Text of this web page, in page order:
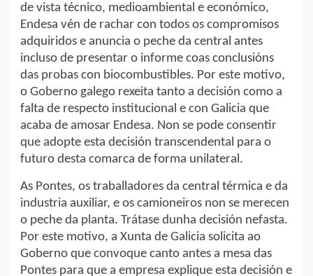
de vista técnico, medioambiental e económico,
Endesa vén de rachar con todos os compromisos
adquiridos e anuncia o peche da central antes
incluso de presentar o informe coas conclusións
das probas con biocombustibles. Por este motivo,
o Goberno galego rexeita tanto a decisión como a
falta de respecto institucional e con Galicia que
acaba de amosar Endesa. Non se pode consentir
que adopte esta decisión transcendental para o
futuro desta comarca de forma unilateral.
As Pontes, os traballadores da central térmica e da
industria auxiliar, e os camioneiros non se merecen
o peche da planta. Trátase dunha decisión nefasta.
Por este motivo, a Xunta de Galicia solicita ao
Goberno que convoque canto antes a mesa das
Pontes para que a empresa explique esta decisión e